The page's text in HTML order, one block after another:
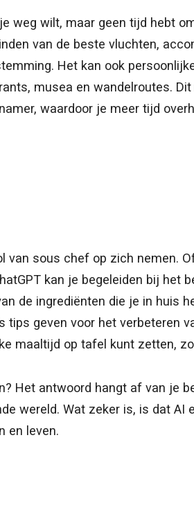
weg wilt, maar geen tijd hebt
van de beste vluchten,
Het kan ook
musea en wandelroutes.
waardoor je meer tijd
van sous chef op zich nemen.
kan je begeleiden bij het
de ingrediënten die je in huis
tips geven voor het verbeteren
maaltijd op tafel kunt zetten,
Het antwoord hangt af van je
wereld. Wat zeker is, is dat AI
en leven.